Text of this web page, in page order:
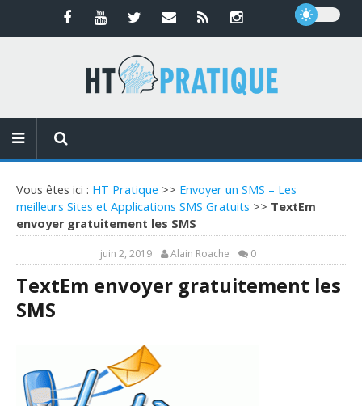
Vous êtes ici : HT Pratique >> Envoyer un SMS – Les
meilleurs Sites et Applications SMS Gratuits >> TextEm
envoyer gratuitement les SMS
juin 2, 2019 Alain Roache 0
TextEm envoyer gratuitement les
SMS